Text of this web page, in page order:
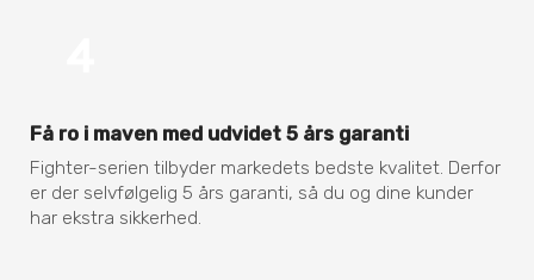
Få ro i maven med udvidet 5 års garanti
Fighter-serien tilbyder markedets bedste kvalitet. Derfor
er der selvfølgelig 5 års garanti, så du og dine kunder
har ekstra sikkerhed.